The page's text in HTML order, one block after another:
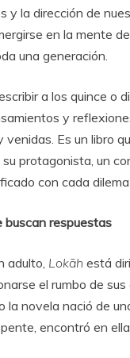
la dirección de
en la mente
una generación.
a los quince o
y
Es un libro
protagonista, un
con cada
buscan respuestas
adulto, Lokāh está
el rumbo de
la novela nació de
encontró en